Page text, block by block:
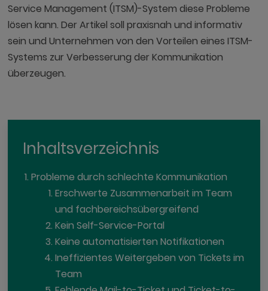
Service Management (ITSM)-System diese Probleme
lösen kann. Der Artikel soll praxisnah und informativ
sein und Unternehmen von den Vorteilen eines ITSM-
Systems zur Verbesserung der Kommunikation
überzeugen.
Inhaltsverzeichnis
Probleme durch schlechte Kommunikation
Erschwerte Zusammenarbeit im Team
und fachbereichsübergreifend
Kein Self-Service-Portal
Keine automatisierten Notifikationen
Ineffizientes Weitergeben von Tickets im
Team